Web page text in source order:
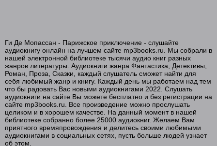
Ги Де Мопассан - Парижское приключение - слушайте
аудиокнигу онлайн на лучшем сайте mp3books.ru. Мы собрали в
нашей электронной библиотеке тысячи аудио книг разных
жанров литературы. Аудиокниги жанра Фантастика, Детективы,
Роман, Проза, Сказки, каждый слушатель сможет найти для
себя любимый жанр и книгу. Каждый день мы работаем над тем
что бы радовать Вас новыми аудиокнигами 2022. Слушать
аудиокниги на сайте Вы можете бесплатно и без регистрации на
сайте mp3books.ru. Все произведение можно прослушать
целиком и в хорошем качестве. На данный момент в нашей
библиотеке собранно более 25000 аудиокниг. Желаем Вам
приятного времяпровождения и делитесь своими любимыми
аудиокнигами в социальных сетях, пусть больше людей узнает
об этом.